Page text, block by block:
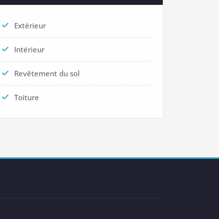
Extérieur
Intérieur
Revêtement du sol
Toiture